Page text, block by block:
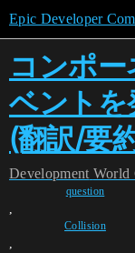
Epic Developer
コンポ
ベントを
(翻訳/要
Development World
question
,
Collision
,